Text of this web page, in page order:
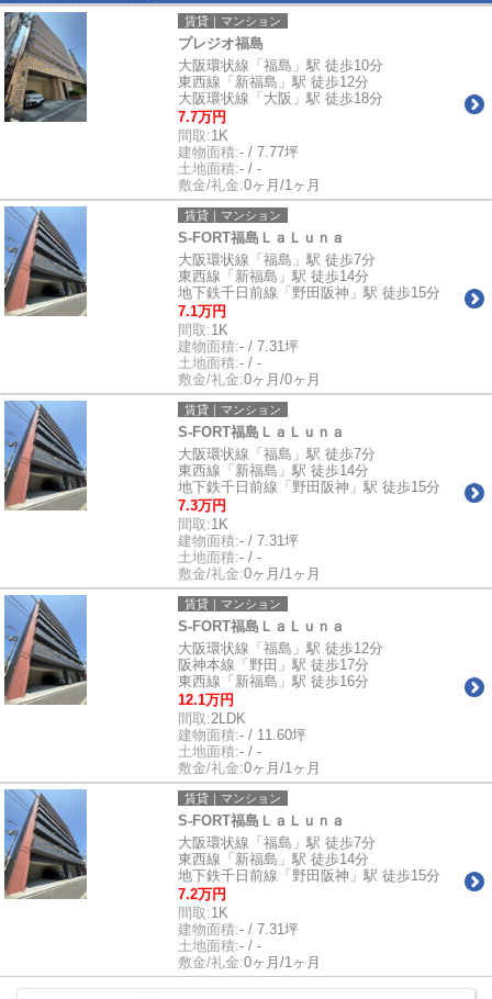
賃貸｜マンション
プレジオ福島
大阪環状線「福島」駅 徒歩10分
東西線「新福島」駅 徒歩12分
大阪環状線「大阪」駅 徒歩18分
7.7万円
間取:1K
建物面積:- / 7.77坪
土地面積:- / -
敷金/礼金:0ヶ月/1ヶ月
賃貸｜マンション
S-FORT福島ＬａＬｕｎａ
大阪環状線「福島」駅 徒歩7分
東西線「新福島」駅 徒歩14分
地下鉄千日前線「野田阪神」駅 徒歩15分
7.1万円
間取:1K
建物面積:- / 7.31坪
土地面積:- / -
敷金/礼金:0ヶ月/0ヶ月
賃貸｜マンション
S-FORT福島ＬａＬｕｎａ
大阪環状線「福島」駅 徒歩7分
東西線「新福島」駅 徒歩14分
地下鉄千日前線「野田阪神」駅 徒歩15分
7.3万円
間取:1K
建物面積:- / 7.31坪
土地面積:- / -
敷金/礼金:0ヶ月/1ヶ月
賃貸｜マンション
S-FORT福島ＬａＬｕｎａ
大阪環状線「福島」駅 徒歩12分
阪神本線「野田」駅 徒歩17分
東西線「新福島」駅 徒歩16分
12.1万円
間取:2LDK
建物面積:- / 11.60坪
土地面積:- / -
敷金/礼金:0ヶ月/1ヶ月
賃貸｜マンション
S-FORT福島ＬａＬｕｎａ
大阪環状線「福島」駅 徒歩7分
東西線「新福島」駅 徒歩14分
地下鉄千日前線「野田阪神」駅 徒歩15分
7.2万円
間取:1K
建物面積:- / 7.31坪
土地面積:- / -
敷金/礼金:0ヶ月/1ヶ月